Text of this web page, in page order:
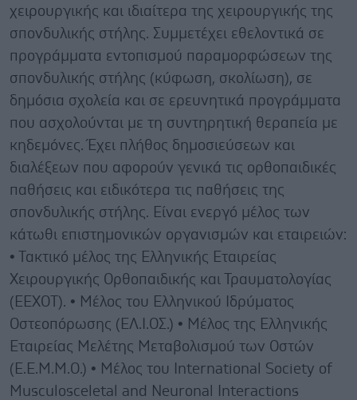
χειρουργικής και ιδιαίτερα της χειρουργικής της
σπονδυλικής στήλης. Συμμετέχει εθελοντικά σε
προγράμματα εντοπισμού παραμορφώσεων της
σπονδυλικής στήλης (κύφωση, σκολίωση), σε
δημόσια σχολεία και σε ερευνητικά προγράμματα
που ασχολούνται με τη συντηρητική θεραπεία με
κηδεμόνες. Έχει πλήθος δημοσιεύσεων και
διαλέξεων που αφορούν γενικά τις ορθοπαιδικές
παθήσεις και ειδικότερα τις παθήσεις της
σπονδυλικής στήλης. Είναι ενεργό μέλος των
κάτωθι επιστημονικών οργανισμών και εταιρειών:
• Τακτικό μέλος της Eλληνικής Εταιρείας
Χειρουργικής Ορθοπαιδικής και Τραυματολογίας
(ΕΕΧΟΤ). • Μέλος του Eλληνικού Ιδρύματος
Οστεοπόρωσης (ΕΛ.Ι.ΟΣ.) • Μέλος της Eλληνικής
Εταιρείας Μελέτης Μεταβολισμού των Οστών
(Ε.Ε.Μ.Μ.Ο.) • Μέλος του International Society of
Musculosceletal and Neuronal Interactions